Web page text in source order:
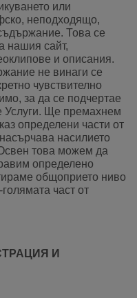
или
неподходящо,
Това се
нашия сайт,
и описания.
не винаги се
чувствително
за да се подчертае
Услуги. Ще премахнем
определени части от
насилието
това можем да
определено
общоприето ниво
част от
И